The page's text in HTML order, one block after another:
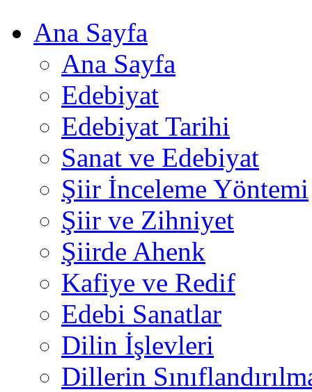
Ana Sayfa
Ana Sayfa
Edebiyat
Edebiyat Tarihi
Sanat ve Edebiyat
Şiir İnceleme Yöntemi
Şiir ve Zihniyet
Şiirde Ahenk
Kafiye ve Redif
Edebi Sanatlar
Dilin İşlevleri
Dillerin